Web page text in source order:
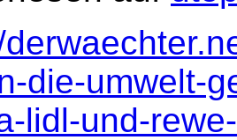
die-umwelt-
lidl-und-